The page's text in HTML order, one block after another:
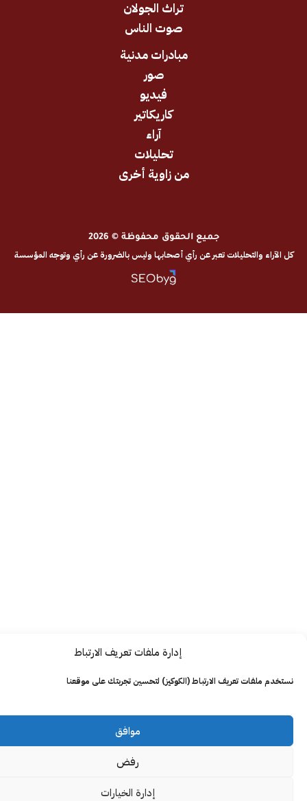
إدارة ملفات تعريف الارتباط
تعريف الارتباط (الكوكيز) لتحسين تجربتك على موقعنا
إدارة الخيارات
تراث الجولان
صوت الناس
مبادرات مدنية
من زاوية أخرى
جميع الحقوق محفوظة © 2026
تعبر عن رأي أصحابها وليس بالضرورة عن رأي وتوجه المؤسسة